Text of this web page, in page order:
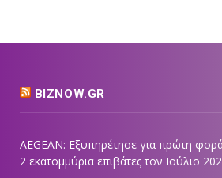
BIZNOW.GR
AEGEAN: Εξυπηρέτησε για πρώτη
2 εκατομμύρια επιβάτες τον Ιούλιο